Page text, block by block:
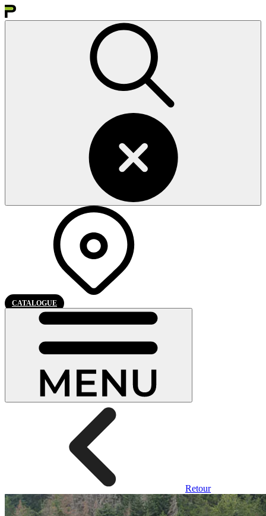
CATALOGUE
Retour